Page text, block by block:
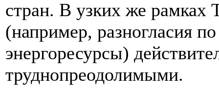
стран. В узких же рамках
(например, разногласия
энергоресурсы)
труднопреодолимыми.